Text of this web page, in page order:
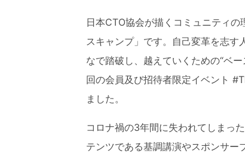
日本CTO協会が描くコミュニティ
スキャンプ」です。自己変革を志
なで踏破し、越えていくための“ベ
回の会員及び招待者限定イベント
ました。
コロナ禍の3年間に失われてしまっ
テンツである基調講演やスポンサー